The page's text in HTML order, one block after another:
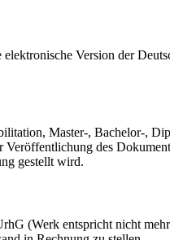
Version der
Master-, Bachelor-,
des
gestellt wird.
(Werk entspricht nicht